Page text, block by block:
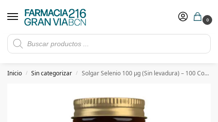
0
Rebajas de verano hasta -30%
​ 5€ de descuento con el cupón 5GRANVIA (compras superiores a 150€)
Inicio / Sin categorizar / Solgar Selenio 100 µg (Sin levadura) – 100 Comprimidos